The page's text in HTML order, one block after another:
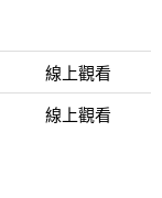
線上觀看
線上觀看